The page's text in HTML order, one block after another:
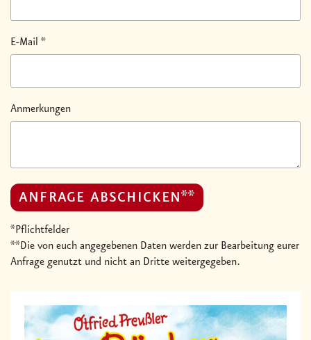
E-Mail *
Anmerkungen
ANFRAGE ABSCHICKEN**
*Pflichtfelder
**Die von euch angegebenen Daten werden zur Bearbeitung eurer
Anfrage genutzt und nicht an Dritte weitergegeben.